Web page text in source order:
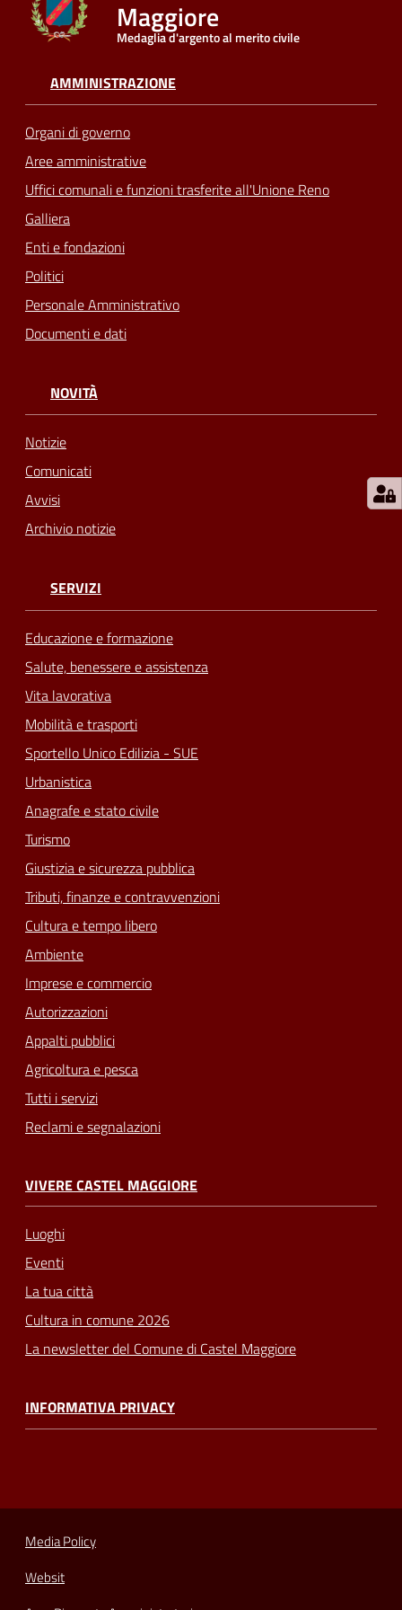
Seguici
Maggiore
Medaglia d'argento al merito civile
AMMINISTRAZIONE
Organi di governo
Aree amministrative
Uffici comunali e funzioni trasferite all'Unione Reno
Galliera
Enti e fondazioni
Politici
Personale Amministrativo
Documenti e dati
NOVITÀ
Notizie
Comunicati
Avvisi
Archivio notizie
SERVIZI
Educazione e formazione
Salute, benessere e assistenza
Vita lavorativa
Mobilità e trasporti
Sportello Unico Edilizia - SUE
Urbanistica
Anagrafe e stato civile
Turismo
Giustizia e sicurezza pubblica
Tributi, finanze e contravvenzioni
Cultura e tempo libero
Ambiente
Imprese e commercio
Autorizzazioni
Appalti pubblici
Agricoltura e pesca
Tutti i servizi
Reclami e segnalazioni
VIVERE CASTEL MAGGIORE
Luoghi
Eventi
La tua città
Cultura in comune 2026
La newsletter del Comune di Castel Maggiore
INFORMATIVA PRIVACY
Media Policy
Websit